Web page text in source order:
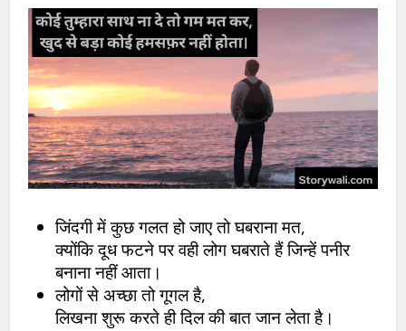
जिंदगी में कुछ गलत हो जाए तो घबराना मत,
क्योंकि दूध फटने पर वही लोग घबराते हैं जिन्हें पनीर
बनाना नहीं आता।
लोगों से अच्छा तो गूगल है,
लिखना शुरू करते ही दिल की बात जान लेता है।